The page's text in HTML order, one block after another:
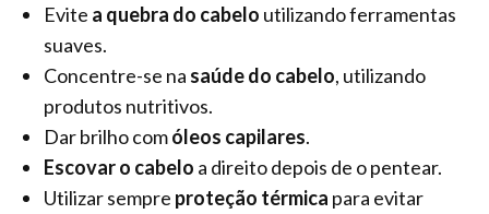
Evite a quebra do cabelo utilizando ferramentas
suaves.
Concentre-se na saúde do cabelo, utilizando
produtos nutritivos.
Dar brilho comóleos capilares.
Escovar o cabelo a direito depois de o pentear.
Utilizar sempre proteção térmica para evitar